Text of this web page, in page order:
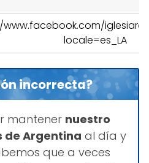
locale=es_LA
incorrecta?
mantener nuestro
de Argentina al día y
que a veces